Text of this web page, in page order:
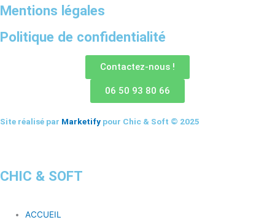
Mentions légales
Politique de confidentialité
Contactez-nous !
06 50 93 80 66
Site réalisé par Marketify pour Chic & Soft © 2025
CHIC & SOFT
ACCUEIL